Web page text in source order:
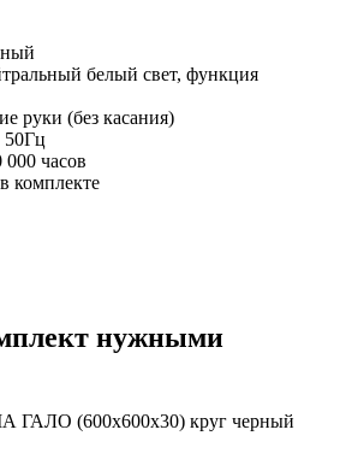
белый свет, функция
руки (без касания)
50Гц
000 часов
комплекте
нужными
ГАЛО (600х600х30) круг черный